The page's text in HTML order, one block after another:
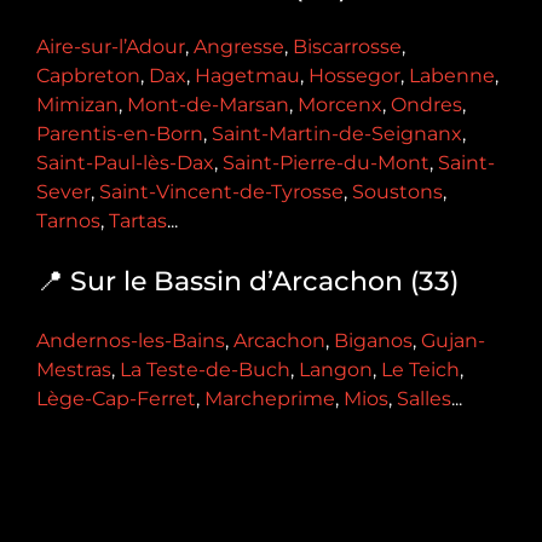
Aire-sur-l’Adour, Angresse, Biscarrosse,
Capbreton, Dax, Hagetmau, Hossegor, Labenne,
Mimizan, Mont-de-Marsan, Morcenx, Ondres,
Parentis-en-Born, Saint-Martin-de-Seignanx,
Saint-Paul-lès-Dax, Saint-Pierre-du-Mont, Saint-
Sever, Saint-Vincent-de-Tyrosse, Soustons,
Tarnos, Tartas...
📍 Sur le Bassin d’Arcachon (33)
Andernos-les-Bains, Arcachon, Biganos, Gujan-
Mestras, La Teste-de-Buch, Langon, Le Teich,
Lège-Cap-Ferret, Marcheprime, Mios, Salles...